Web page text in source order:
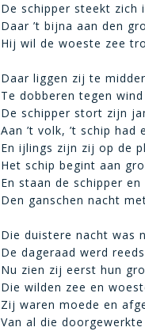
De schipper steekt zich
Daar ’t bijna aan den
Hij wil de woeste zee
Daar liggen zij te
Te dobberen tegen
De schipper stort zijn
Aan ’t volk, ’t schip had
En ijlings zijn zij op de
Het schip begint aan
En staan de schipper
Den ganschen nacht
Die duistere nacht was
De dageraad werd
Nu zien zij eerst hun
Die wilden zee en
Zij waren moede en
Van al die